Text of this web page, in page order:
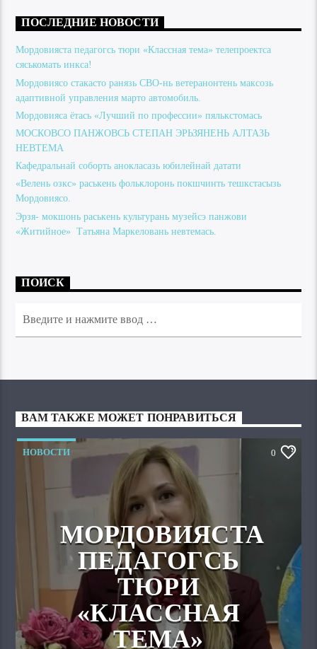
ПОСЛЕДНИЕ НОВОСТИ
Мордовияста педагогсь тюри «Классная тема» телепроектса
сяськомать инкса!
Мордовиясо стакасто ранязь СВО-нь ветеранонтень максозь
адаптивной управления марто автомобиль.
Мордовияса ётась «Лучший по профессии» пялькстомась
МОСКОВСО ПАНЖОВСЬ СТЕПАН ЭРЬЗЯНЕНЬ АЛТАЗЬ
НЕВТЕМА
Кафедральнай соборть анокласазь юбилейнай датати
«Велень озкс» раськень фольклоронь покшчинть тешкстасызь
Мордовиясо.
Эрзя- мокшонь раськень культурань музейсэ панжови
«Житийное» Татьяна Маркеловань невтемась.
ПОИСК
ВАМ ТАКЖЕ МОЖЕТ ПОНРАВИТЬСЯ
НОВОСТИ 0
МОРДОВИЯСТА
ПЕДАГОГСЬ
ТЮРИ
«КЛАССНАЯ
ТЕМА»